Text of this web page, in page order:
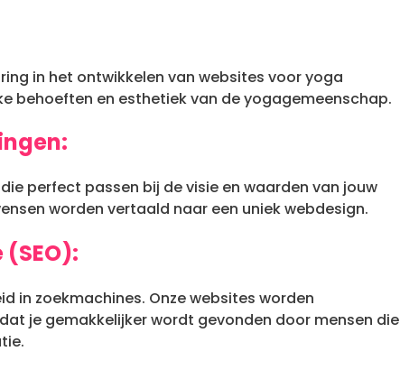
in het ontwikkelen van websites voor yoga
behoeften en esthetiek van de yogagemeenschap.
perfect passen bij de visie en waarden van jouw
worden vertaald naar een uniek webdesign.
in zoekmachines. Onze websites worden
je gemakkelijker wordt gevonden door mensen die